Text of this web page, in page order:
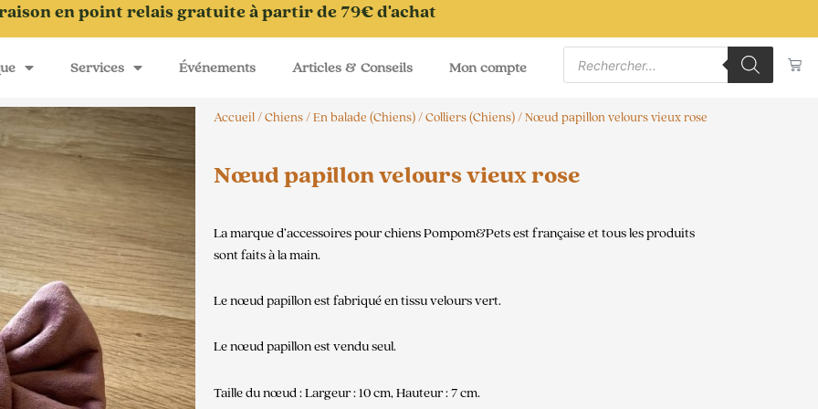
en point relais gratuite à partir de 79€ d'achat
Services Événements Articles & Conseils Mon compte
Recherche
produits
Accueil/Chiens/En balade (Chiens)/Colliers (Chiens)/ Nœud papillon velours vieux rose
Nœud papillon velours vieux rose
La marque d’accessoires pour chiens Pompom&Pets est française et tous les produits
sont faits à la main.
Le nœud papillon est fabriqué en tissu velours vert.
Le nœud papillon est vendu seul.
Taille du nœud : Largeur : 10 cm, Hauteur : 7 cm.